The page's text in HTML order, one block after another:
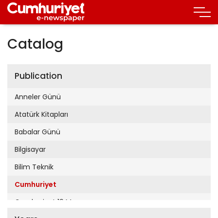
Catalog
Publication
Anneler Günü
Atatürk Kitapları
Babalar Günü
Bilgisayar
Bilim Teknik
Cumhuriyet
Cumhuriyet 19 Mayıs